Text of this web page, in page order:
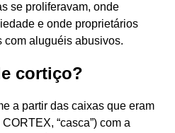
se proliferavam, onde
e onde proprietários
com aluguéis abusivos.
cortiço?
a partir das caixas que eram
“casca”) com a